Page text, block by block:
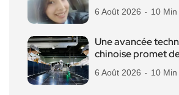
6 Août 2026 10 Min
Une avancée
chinoise promet
6 Août 2026 10 Min